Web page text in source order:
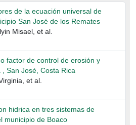
de la ecuación universal de
San José de los Remates
Misael, et al.
factor de control de erosión y
San José, Costa Rica
et al.
hidrica en tres sistemas de
municipio de Boaco